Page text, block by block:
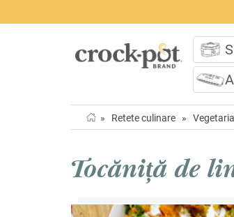
» Retete culinare »
Tocăniță de